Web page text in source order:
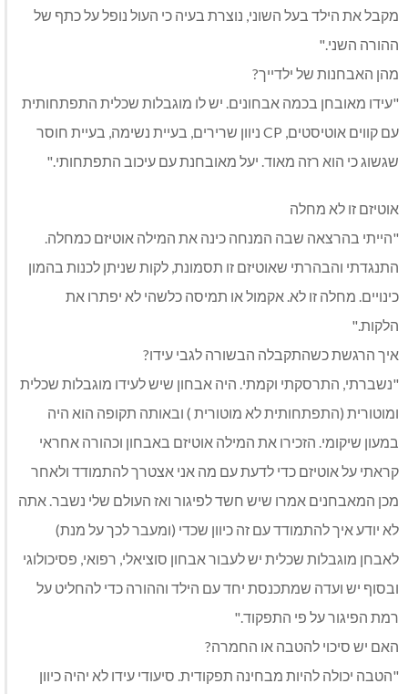
מקבל את הילד בעל השוני, נוצרת בעיה כי העול נופל על כתף של
ההורה השני."
מהן האבחנות של ילדייך?
"עידו מאובחן בכמה אבחונים. יש לו מוגבלות שכלית התפתחותית
עם קווים אוטיסטים, CP ניוון שרירים, בעיית נשימה, בעיית חוסר
שגשוג כי הוא רזה מאוד. יעל מאובחנת עם עיכוב התפתחותי."
אוטיזם זו לא מחלה
"הייתי בהרצאה שבה המנחה כינה את המילה אוטיזם כמחלה.
התנגדתי והבהרתי שאוטיזם זו תסמונת, לקות שניתן לכנות בהמון
כינויים. מחלה זו לא. אקמול או תמיסה כלשהי לא יפתרו את
הלקות."
איך הרגשת כשהתקבלה הבשורה לגבי עידו?
"נשברתי, התרסקתי וקמתי. היה אבחון שיש לעידו מוגבלות שכלית
ומוטורית (התפתחותית לא מוטורית ) ובאותה תקופה הוא היה
במעון שיקומי. הזכירו את המילה אוטיזם באבחון וכהורה אחראי
קראתי על אוטיזם כדי לדעת עם מה אני אצטרך להתמודד ולאחר
מכן המאבחנים אמרו שיש חשד לפיגור ואז העולם שלי נשבר. אתה
לא יודע איך להתמודד עם זה כיוון שכדי (ומעבר לכך על מנת)
לאבחן מוגבלות שכלית יש לעבור אבחון סוציאלי, רפואי, פסיכולוגי
ובסוף יש ועדה שמתכנסת יחד עם הילד וההורה כדי להחליט על
רמת הפיגור על פי התפקוד."
האם יש סיכוי להטבה או החמרה?
"הטבה יכולה להיות מבחינה תפקודית. סיעודי עידו לא יהיה כיוון